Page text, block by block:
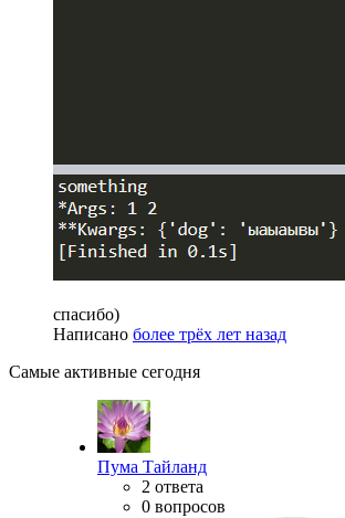
спасибо)
Написано более трёх лет назад
Самые активные сегодня
Пума Тайланд
2 ответа
0 вопросов